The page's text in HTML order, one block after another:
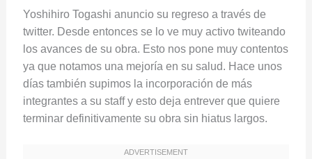
Yoshihiro Togashi anuncio su regreso a través de
twitter. Desde entonces se lo ve muy activo twiteando
los avances de su obra. Esto nos pone muy contentos
ya que notamos una mejoría en su salud. Hace unos
días también supimos la incorporación de más
integrantes a su staff y esto deja entrever que quiere
terminar definitivamente su obra sin hiatus largos.